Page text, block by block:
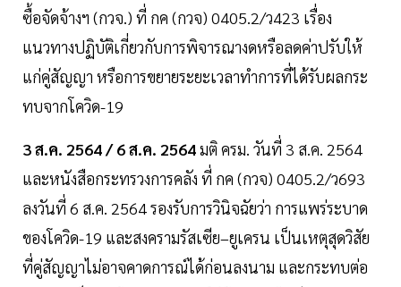
ซื้อจัดจ้างฯ (กวจ.) ที่ กค (กวจ) 0405.2/ว423 เรื่อง
แนวทางปฏิบัติเกี่ยวกับการพิจารณางดหรือลดค่าปรับให้
แก่คู่สัญญา หรือการขยายระยะเวลาทำการที่ได้รับผลกระ
ทบจากโควิด-19
3 ส.ค. 2564 / 6 ส.ค. 2564มติ ครม. วันที่ 3 ส.ค. 2564
และหนังสือกระทรวงการคลัง ที่ กค (กวจ) 0405.2/ว693
ลงวันที่ 6 ส.ค. 2564 รองรับการวินิจฉัยว่า การแพร่ระบาด
ของโควิด-19 และสงครามรัสเซีย–ยูเครน เป็นเหตุสุดวิสัย
ที่คู่สัญญาไม่อาจคาดการณ์ได้ก่อนลงนาม และกระทบต่อ